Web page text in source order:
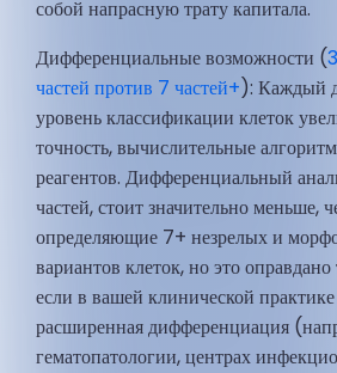
собой напрасную трату капитала.
Дифференциальные возможности (
частей против 7 частей+): Каждый
уровень классификации клеток
точность, вычислительные
реагентов. Дифференциальный
частей, стоит значительно меньше,
определяющие 7+ незрелых и
вариантов клеток, но это
если в вашей клинической практике
расширенная дифференциация
гематопатологии, центрах